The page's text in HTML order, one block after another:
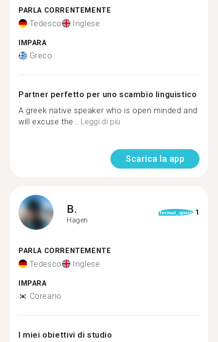
PARLA CORRENTEMENTE
Tedesco Inglese
IMPARA
Greco
Partner perfetto per uno scambio linguistico
A greek native speaker who is open minded and
will excuse the...Leggi di più
Scarica la app
B.
Hagen
format_quote 1
PARLA CORRENTEMENTE
Tedesco Inglese
IMPARA
Coreano
I miei obiettivi di studio